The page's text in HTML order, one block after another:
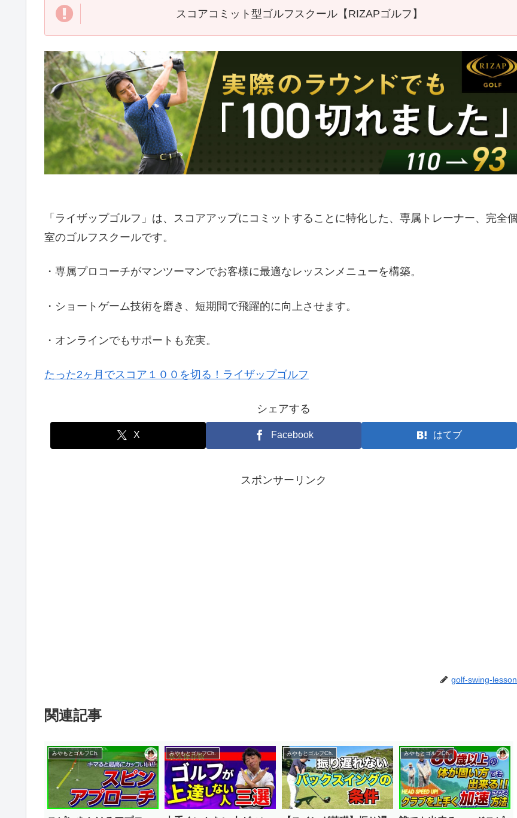
スコアコミット型ゴルフスクール【RIZAPゴルフ】
「ライザップゴルフ」は、スコアアップにコミットすることに特化した、専属トレーナー、完全個
室のゴルフスクールです。
・専属プロコーチがマンツーマンでお客様に最適なレッスンメニューを構築。
・ショートゲーム技術を磨き、短期間で飛躍的に向上させます。
・オンラインでもサポートも充実。
たった2ヶ月でスコア１００を切る！ライザップゴルフ
シェアする
X Facebook はてブ
スポンサーリンク
golf-swing-lesson
関連記事
みやもとゴルフCh. みやもとゴルフCh. みやもとゴルフCh. みやもとゴルフCh.